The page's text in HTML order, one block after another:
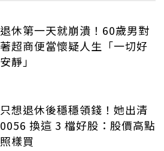
退休第一天就崩潰！60歲男對
著超商便當懷疑人生「一切好
安靜」
只想退休後穩穩領錢！她出清
0056 換這 3 檔好股：股價高點
照樣買